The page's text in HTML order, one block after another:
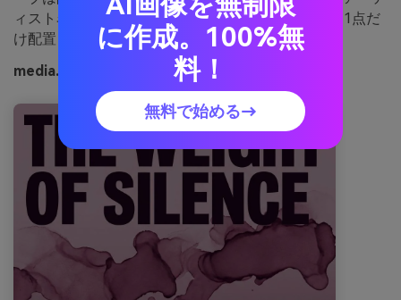
ィスト名に。使い方：#b06aa1の強いアクセントを1点だ
け配置して視線誘導を。
media.ioで生成したプラムインクの画像例
に作成。100%無
料！
無料で始める→